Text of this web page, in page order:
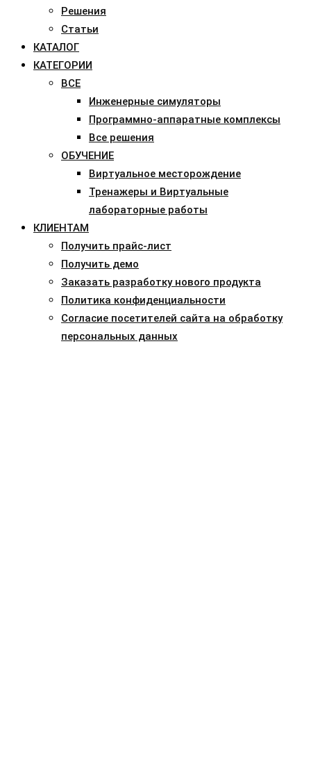
Решения
Статьи
КАТАЛОГ
КАТЕГОРИИ
ВСЕ
Инженерные симуляторы
Программно-аппаратные комплексы
Все решения
ОБУЧЕНИЕ
Виртуальное месторождение
Тренажеры и Виртуальные
лабораторные работы
КЛИЕНТАМ
Получить прайс-лист
Получить демо
Заказать разработку нового продукта
Политика конфиденциальности
Согласие посетителей сайта на обработку
персональных данных